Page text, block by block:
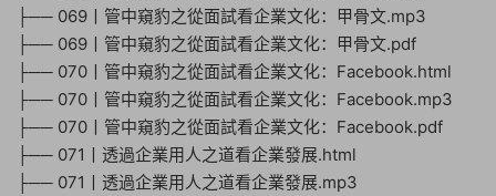
├── 069丨管中窺豹之從面試看企業文化：甲骨文.mp3
├── 069丨管中窺豹之從面試看企業文化：甲骨文.pdf
├── 070丨管中窺豹之從面試看企業文化：Facebook.html
├── 070丨管中窺豹之從面試看企業文化：Facebook.mp3
├── 070丨管中窺豹之從面試看企業文化：Facebook.pdf
├── 071丨透過企業用人之道看企業發展.html
├── 071丨透過企業用人之道看企業發展.mp3